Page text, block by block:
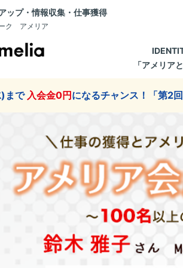
ップ・情報収集・仕事獲得
ク アメリア
「アメリア
まで 入会金0円 になるチャンス！「第2